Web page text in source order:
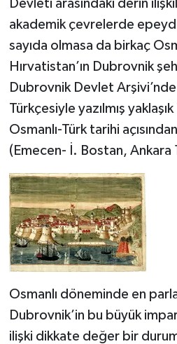
Devleti arasındaki derin
akademik çevrelerde
sayıda olmasa da birkaç
Hırvatistan’ın Dubrovnik
Dubrovnik Devlet
Türkçesiyle yazılmış
Osmanlı-Türk tarihi
(Emecen- İ. Bostan,
Osmanlı döneminde en
Dubrovnik’in bu büyük
ilişki dikkate değer bir